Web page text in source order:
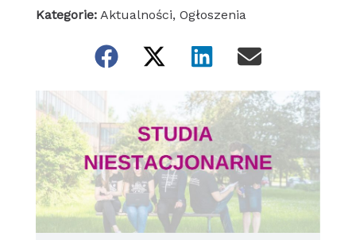
Kategorie: Aktualności, Ogłoszenia